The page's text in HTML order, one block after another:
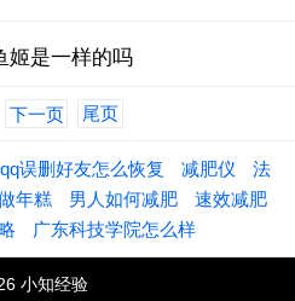
姬是一样的吗
下一页 尾页
qq误删好友怎么恢复 减肥仪
法
年糕 男人如何减肥
速效减肥
广东科技学院怎么样
小知经验